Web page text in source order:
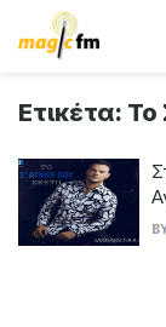
Ετικέτα: Το